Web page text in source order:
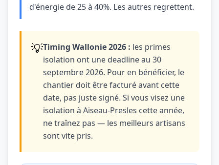
d'énergie de 25 à 40%. Les autres regrettent.
💡Timing Wallonie 2026 : les primes
isolation ont une deadline au 30
septembre 2026. Pour en bénéficier, le
chantier doit être facturé avant cette
date, pas juste signé. Si vous visez une
isolation à Aiseau-Presles cette année,
ne traînez pas — les meilleurs artisans
sont vite pris.